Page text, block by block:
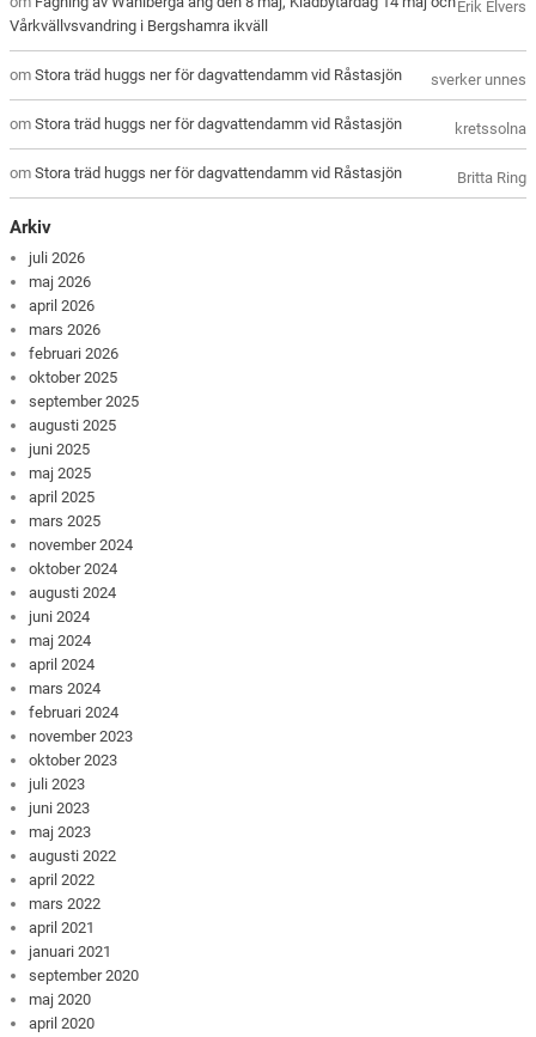
Erik Elvers
Vårkvällvsvandring i Bergshamra ikväll
sverker unnes
omStora träd huggs ner för dagvattendamm vid Råstasjön
kretssolna
omStora träd huggs ner för dagvattendamm vid Råstasjön
Britta Ring
omStora träd huggs ner för dagvattendamm vid Råstasjön
Arkiv
juli 2026
maj 2026
april 2026
mars 2026
februari 2026
oktober 2025
september 2025
augusti 2025
juni 2025
maj 2025
april 2025
mars 2025
november 2024
oktober 2024
augusti 2024
juni 2024
maj 2024
april 2024
mars 2024
februari 2024
november 2023
oktober 2023
juli 2023
juni 2023
maj 2023
augusti 2022
april 2022
mars 2022
april 2021
januari 2021
september 2020
maj 2020
april 2020